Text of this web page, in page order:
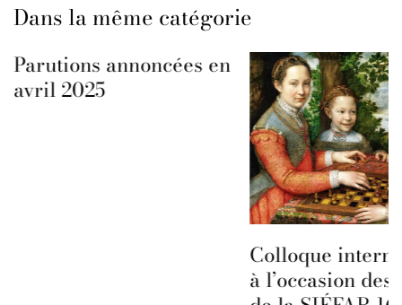
Dans la même catégorie
Parutions annoncées en
avril 2025
Colloque
à l’occasion des